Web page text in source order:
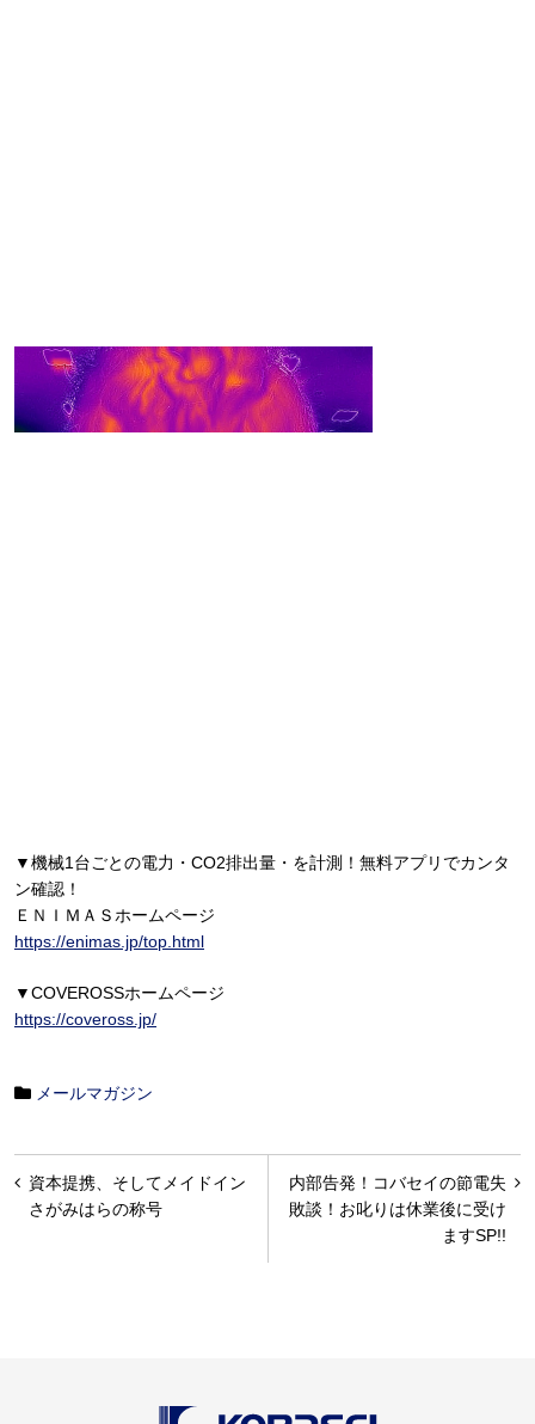
▼機械1台ごとの電力・CO2排出量・を計測！無料アプリでカンタ
ン確認！
ＥＮＩＭＡＳホームページ
https://enimas.jp/top.html
▼COVEROSSホームページ
https://coveross.jp/
メールマガジン
投
稿
内部告発！コバセイの節電失
敗談！お叱りは休業後に受け
ますSP!!
資本提携、そしてメイドイン
さがみはらの称号